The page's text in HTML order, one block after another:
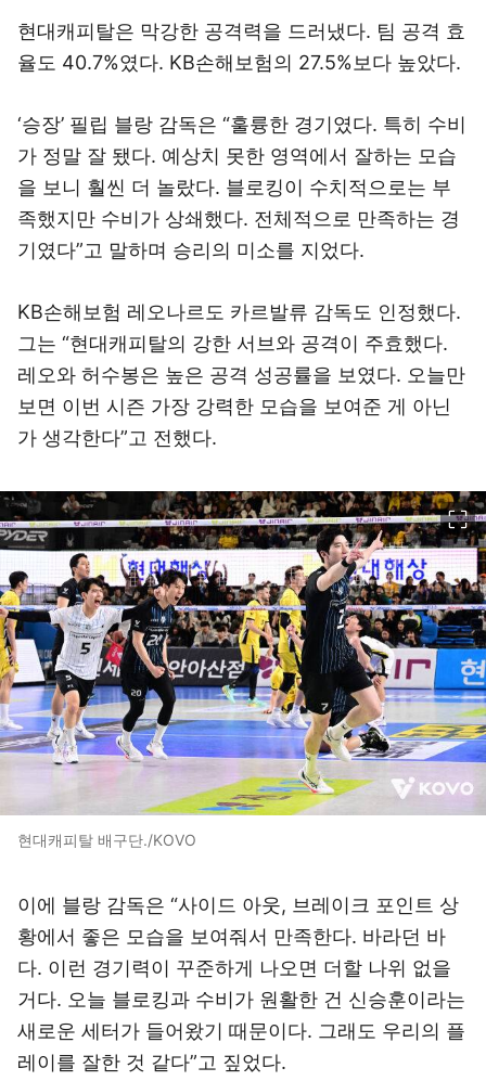
현대캐피탈은 막강한 공격력을 드러냈다. 팀 공격 효
율도 40.7%였다. KB손해보험의 27.5%보다 높았다.
‘승장’ 필립 블랑 감독은 “훌륭한 경기였다. 특히 수비
가 정말 잘 됐다. 예상치 못한 영역에서 잘하는 모습
을 보니 훨씬 더 놀랐다. 블로킹이 수치적으로는 부
족했지만 수비가 상쇄했다. 전체적으로 만족하는 경
기였다”고 말하며 승리의 미소를 지었다.
KB손해보험 레오나르도 카르발류 감독도 인정했다.
그는 “현대캐피탈의 강한 서브와 공격이 주효했다.
레오와 허수봉은 높은 공격 성공률을 보였다. 오늘만
보면 이번 시즌 가장 강력한 모습을 보여준 게 아닌
가 생각한다”고 전했다.
현대캐피탈 배구단./KOVO
이에 블랑 감독은 “사이드 아웃, 브레이크 포인트 상
황에서 좋은 모습을 보여줘서 만족한다. 바라던 바
다. 이런 경기력이 꾸준하게 나오면 더할 나위 없을
거다. 오늘 블로킹과 수비가 원활한 건 신승훈이라는
새로운 세터가 들어왔기 때문이다. 그래도 우리의 플
레이를 잘한 것 같다”고 짚었다.